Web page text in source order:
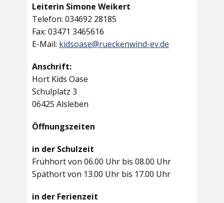
Leiterin Simone Weikert
Telefon: 034692 28185
Fax: 03471 3465616
E-Mail: kidsoase@rueckenwind-ev.de
Anschrift:
Hort Kids Oase
Schulplatz 3
06425 Alsleben
Öffnungszeiten
in der Schulzeit
Frühhort von 06.00 Uhr bis 08.00 Uhr
Späthort von 13.00 Uhr bis 17.00 Uhr
in der Ferienzeit